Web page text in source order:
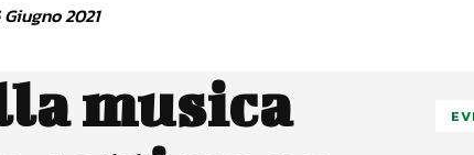
Giugno 2021
musica